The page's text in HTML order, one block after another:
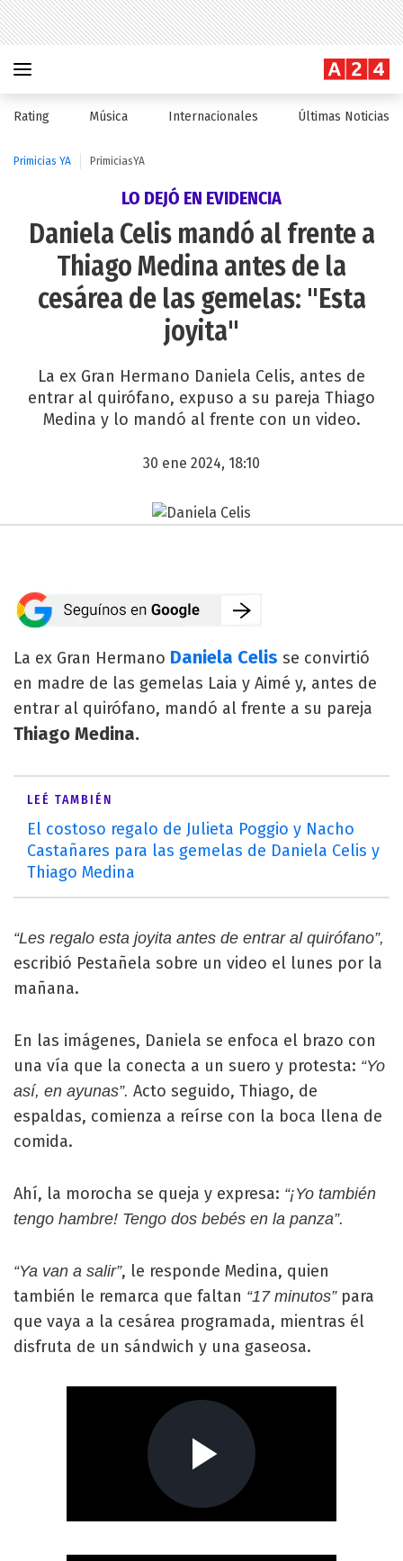
Rating Música Internacionales Últimas Noticias
Primicias YA PrimiciasYA
LO DEJÓ EN EVIDENCIA
Daniela Celis mandó al frente a
Thiago Medina antes de la
cesárea de las gemelas: "Esta
joyita"
La ex Gran Hermano Daniela Celis, antes de
entrar al quirófano, expuso a su pareja Thiago
Medina y lo mandó al frente con un video.
30 ene 2024, 18:10
La ex Gran Hermano Daniela Celis se convirtió
en madre de las gemelas Laia y Aimé y, antes de
entrar al quirófano, mandó al frente a su pareja
Thiago Medina.
LEÉ TAMBIÉN
El costoso regalo de Julieta Poggio y Nacho
Castañares para las gemelas de Daniela Celis y
Thiago Medina
“Les regalo esta joyita antes de entrar al quirófano”,
escribió Pestañela sobre un video el lunes por la
mañana.
En las imágenes, Daniela se enfoca el brazo con
una vía que la conecta a un suero y protesta: “Yo
así, en ayunas”. Acto seguido, Thiago, de
espaldas, comienza a reírse con la boca llena de
comida.
Ahí, la morocha se queja y expresa: “¡Yo también
tengo hambre! Tengo dos bebés en la panza”.
“Ya van a salir”, le responde Medina, quien
también le remarca que faltan “17 minutos”para
que vaya a la cesárea programada, mientras él
disfruta de un sándwich y una gaseosa.